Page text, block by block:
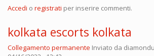
Accedi o registrati per inserire commenti.
kolkata escorts kolkata
Collegamento permanente Inviato da